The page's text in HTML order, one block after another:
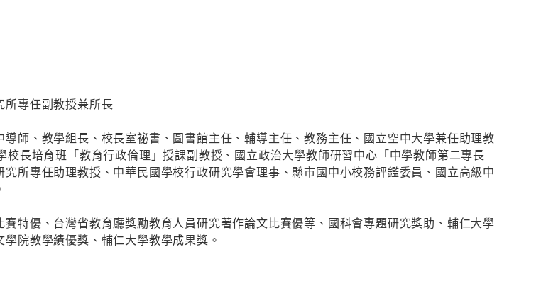
所專任副教授兼所長
師、教學組長、校長室祕書、圖書館主任、輔導主任、教務主任、國立空中大學兼任助理教
長培育班「教育行政倫理」授課副教授、國立政治大學教師研習中心「中學教師第二專長
所專任助理教授、中華民國學校行政研究學會理事、縣市國中小校務評鑑委員、國立高級中
特優、台灣省教育廳獎勵教育人員研究著作論文比賽優等、國科會專題研究獎助、輔仁大學
院教學績優獎、輔仁大學教學成果獎。